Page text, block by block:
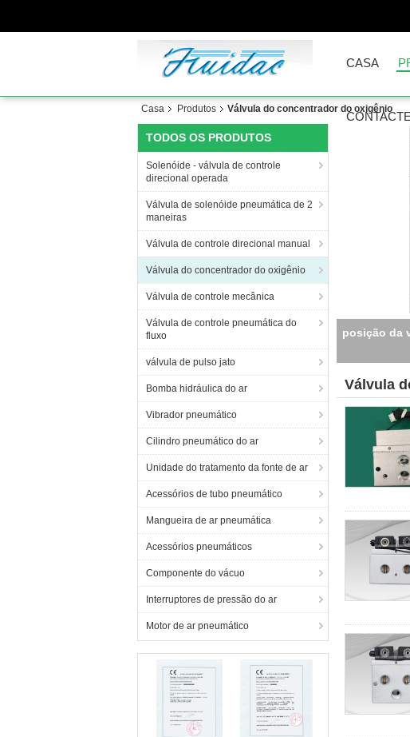
CASA
Casa Produtos Válvula do concentrador do oxigênio
TODOS OS PRODUTOS
Solenóide - válvula de controle
direcional operada
Válvula de solenóide pneumática de 2
maneiras
Válvula de controle direcional manual
Válvula do concentrador do oxigênio
Válvula de controle mecânica
Válvula de controle pneumática do
fluxo
válvula de pulso jato
Bomba hidráulica do ar
Vibrador pneumático
Cilindro pneumático do ar
Unidade do tratamento da fonte de ar
Acessórios de tubo pneumático
Mangueira de ar pneumática
Acessórios pneumáticos
Componente do vácuo
Interruptores de pressão do ar
Motor de ar pneumático
posição da
Válvula